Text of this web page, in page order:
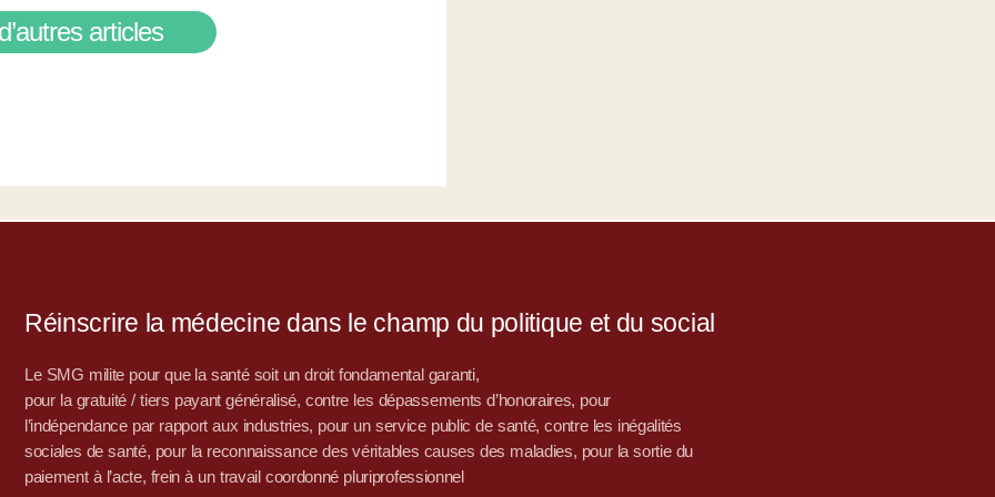
articles
Réinscrire la médecine dans le champ du politique et du social
Le SMG milite pour que la santé soit un droit fondamental garanti,
pour la gratuité / tiers payant généralisé, contre les dépassements d’honoraires, pour
l’indépendance par rapport aux industries, pour un service public de santé, contre les inégalités
sociales de santé, pour la reconnaissance des véritables causes des maladies, pour la sortie du
paiement à l’acte, frein à un travail coordonné pluriprofessionnel